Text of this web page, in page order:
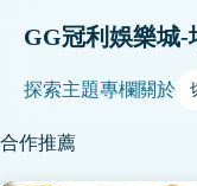
GG冠利娛樂城-
探索主題專欄關於
合作推薦